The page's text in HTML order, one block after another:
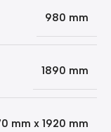
980 mm
1890 mm
mm x 1920 mm